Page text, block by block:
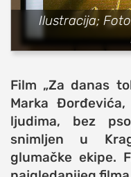
e-sport
ostali
zabava
muzika
putovanja
moda i stil
studenti
Ilustracija;
Film „Za danas
Marka
ljudima, bez
snimljen u
glumačke ekipe.